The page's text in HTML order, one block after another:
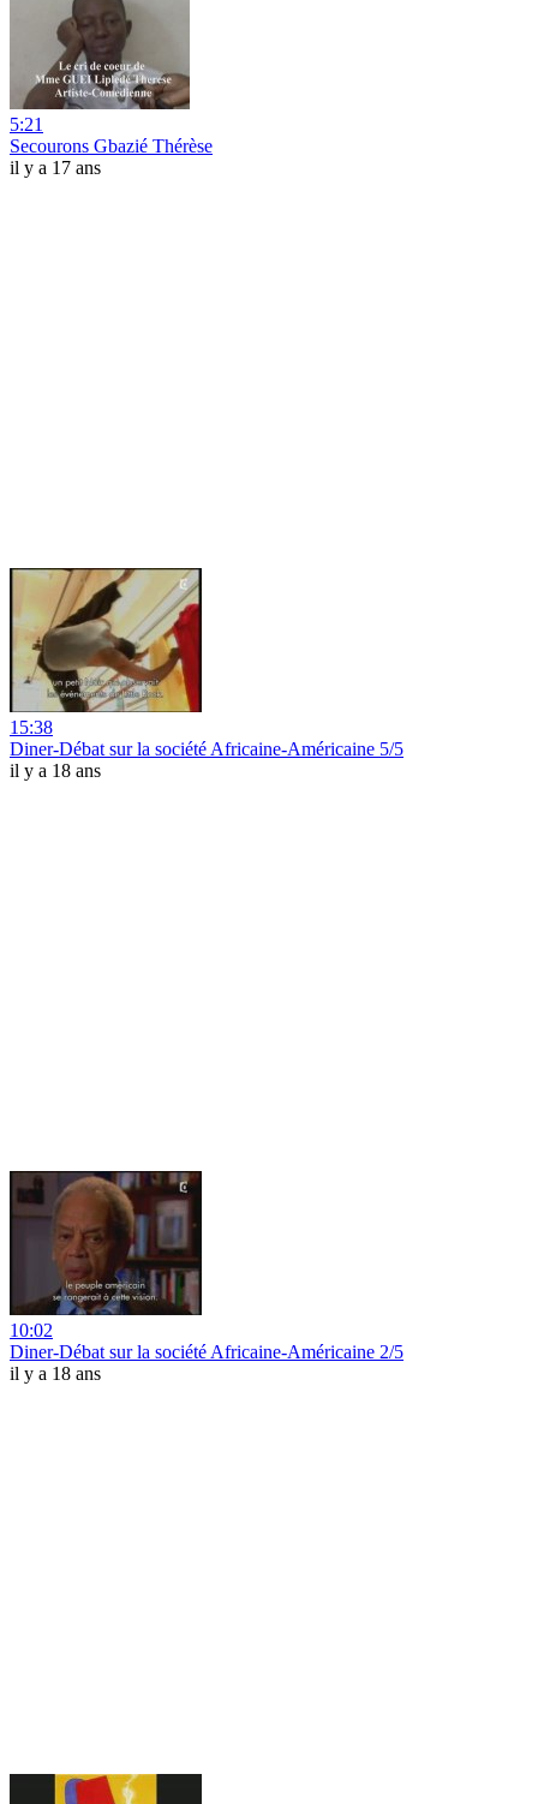
5:21
Secourons Gbazié Thérèse
il y a 17 ans
15:38
Diner-Débat sur la société Africaine-Américaine 5/5
il y a 18 ans
10:02
Diner-Débat sur la société Africaine-Américaine 2/5
il y a 18 ans